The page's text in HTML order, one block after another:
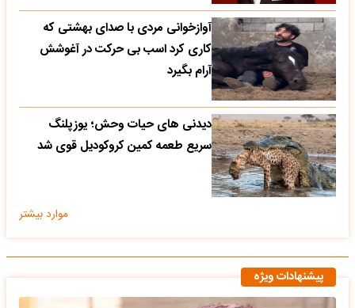
آوازخوانی مردی با صدای بهشتی که
کاری کرد اسب بی حرکت در آغوشش
آرام بگیرد
دیدنی های حیات وحش؛ یوزپلنگ
سریع طعمه کمین کروکودیل قوی شد
موارد بیشتر
پیشنهادات ویژه